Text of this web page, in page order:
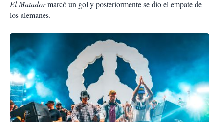
El Matadormarcó un gol y posteriormente se dio el empate de
los alemanes.